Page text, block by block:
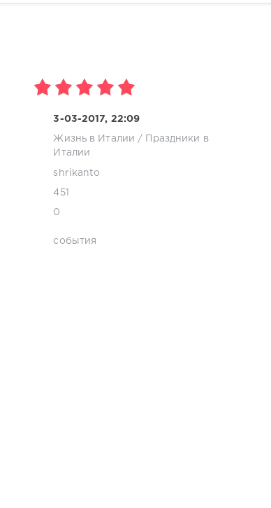
3-03-2017, 22:09
Жизнь в Италии /
Праздники в
Италии
shrikanto
451
0
события